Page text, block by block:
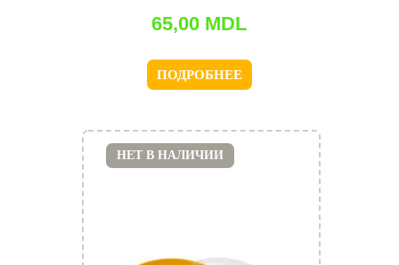
65,00 MDL
ПОДРОБНЕЕ
НЕТ В НАЛИЧИИ